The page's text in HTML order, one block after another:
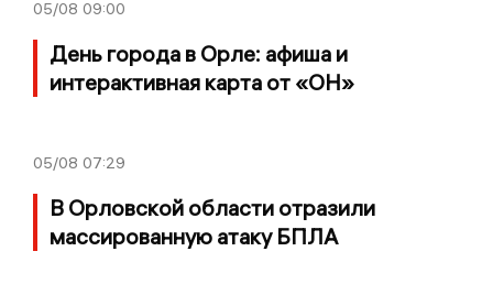
05/08 09:00
День города в Орле: афиша и
интерактивная карта от «ОН»
05/08 07:29
В Орловской области отразили
массированную атаку БПЛА